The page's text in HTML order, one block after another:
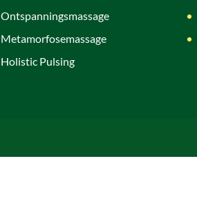
Ontspanningsmassage
Metamorfosemassage
Holistic Pulsing